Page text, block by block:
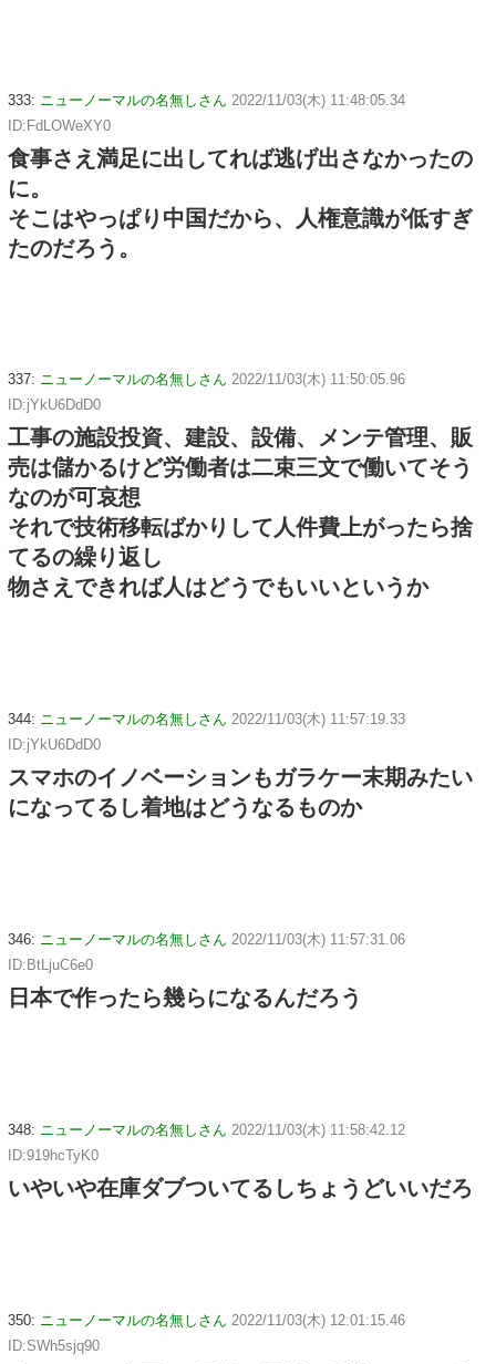
333: ニューノーマルの名無しさん 2022/11/03(木) 11:48:05.34
ID:FdLOWeXY0
食事さえ満足に出してれば逃げ出さなかったの
に。
そこはやっぱり中国だから、人権意識が低すぎ
たのだろう。
337: ニューノーマルの名無しさん 2022/11/03(木) 11:50:05.96
ID:jYkU6DdD0
工事の施設投資、建設、設備、メンテ管理、販
売は儲かるけど労働者は二束三文で働いてそう
なのが可哀想
それで技術移転ばかりして人件費上がったら捨
てるの繰り返し
物さえできれば人はどうでもいいというか
344: ニューノーマルの名無しさん 2022/11/03(木) 11:57:19.33
ID:jYkU6DdD0
スマホのイノベーションもガラケー末期みたい
になってるし着地はどうなるものか
346: ニューノーマルの名無しさん 2022/11/03(木) 11:57:31.06
ID:BtLjuC6e0
日本で作ったら幾らになるんだろう
348: ニューノーマルの名無しさん 2022/11/03(木) 11:58:42.12
ID:919hcTyK0
いやいや在庫ダブついてるしちょうどいいだろ
350: ニューノーマルの名無しさん 2022/11/03(木) 12:01:15.46
ID:SWh5sjq90